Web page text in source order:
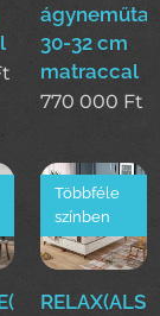
30-32 cm
matraccal
770 000 Ft
Többféle
színben